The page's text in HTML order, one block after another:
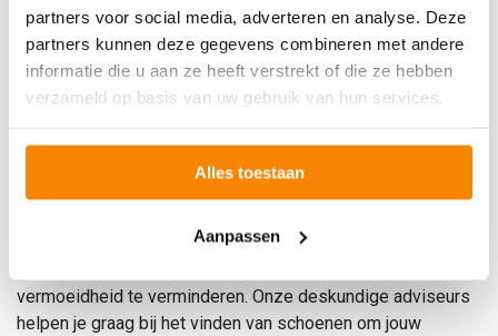
partners voor social media, adverteren en analyse. Deze
partners kunnen deze gegevens combineren met andere
informatie die u aan ze heeft verstrekt of die ze hebben
verzameld op basis van uw gebruik van hun services.
Alles toestaan
Aanpassen
te luisteren. Pijnklachten kunnen een signaal zijn dat de
gewrichten overbelast zijn. Onderzoek hoe dit komt en
pas je activiteiten aan.
Aangezien hypermobiliteit veroorzaakt wordt door
medicijnen.
schoenen kan klachten verminderen. De juiste schoen kan
vermoeidheid te verminderen. Onze deskundige adviseurs
helpen je graag bij het vinden van schoenen om jouw